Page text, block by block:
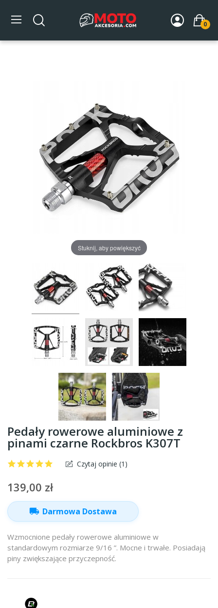
0
Strona główna CZĘŚCI ROWEROWE
Pedały rowerowe
Stuknij, aby powiększyć
Pedały rowerowe aluminiowe z
pinami czarne Rockbros K307T
Czytaj opinie (1 )
139,00 zł
local_shipping Darmowa Dostawa
Wzmocnione pedały rowerowe aluminiowe w
standardowym rozmiarze 9/16 ”. Mocne i trwałe. Posiadają
piny zwiększające przyczepność.